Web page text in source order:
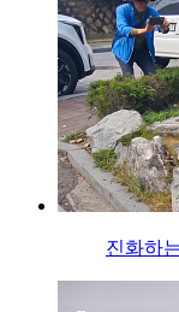
진화하